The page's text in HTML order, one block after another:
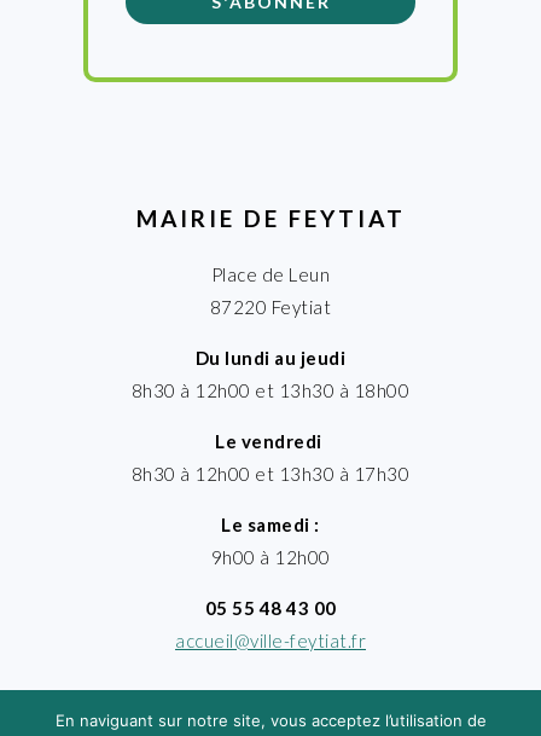
MAIRIE DE FEYTIAT
Place de Leun
87220 Feytiat
Du lundi au jeudi
8h30 à 12h00 et 13h30 à 18h00
Le vendredi
8h30 à 12h00 et 13h30 à 17h30
Le samedi :
9h00 à 12h00
05 55 48 43 00
accueil@ville-feytiat.fr
En naviguant sur notre site, vous acceptez l’utilisation de